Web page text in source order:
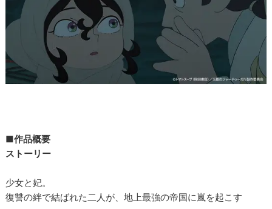
■作品概要
ストーリー
少女と妃。
復讐の絆で結ばれた二人が、地上最強の帝国に嵐を起こす